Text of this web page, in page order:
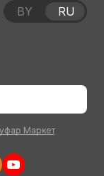
Маркет
BY RU